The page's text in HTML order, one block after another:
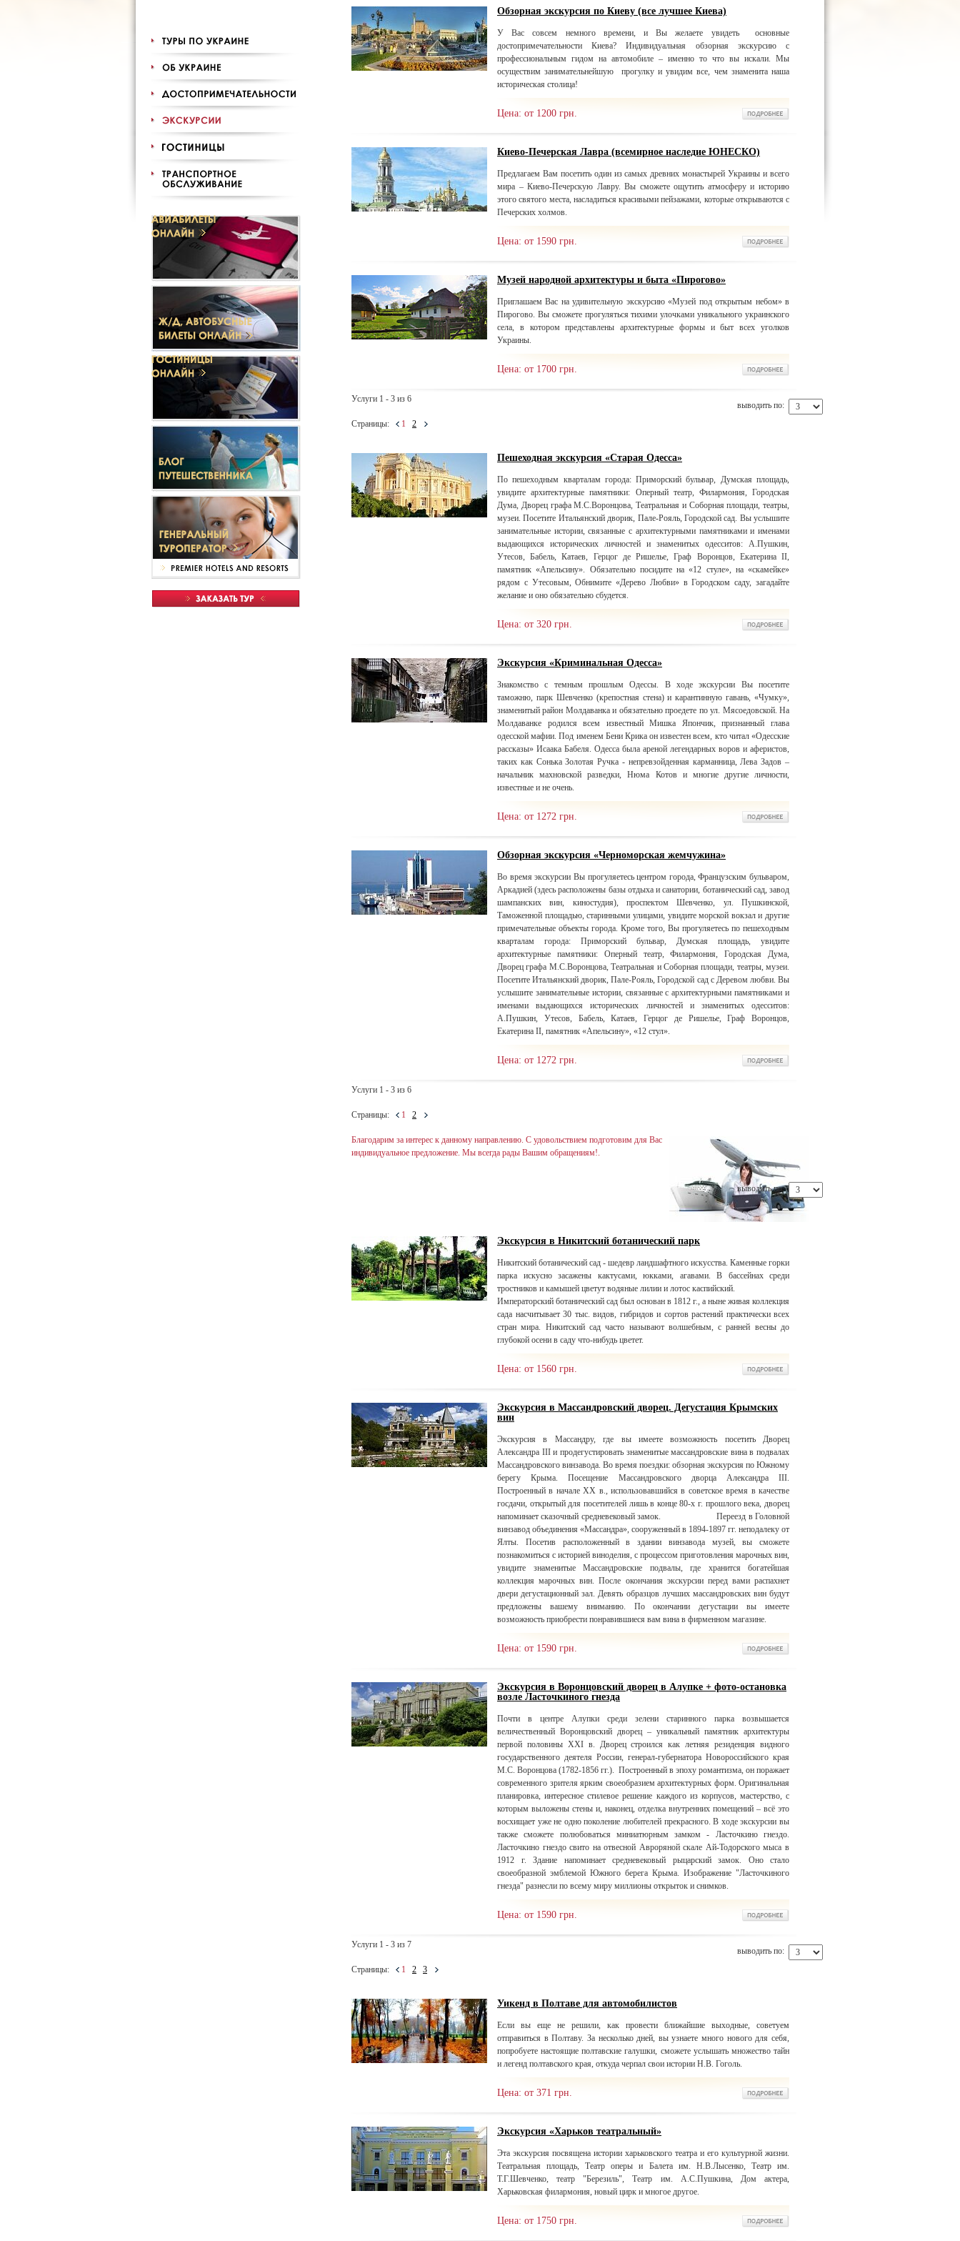
Обзорная экскурсия по Киеву (все лучшее Киева)
У Вас совсем немного времени, и Вы желаете увидеть основные
достопримечательности Киева? Индивидуальная обзорная экскурсию с
профессиональным гидом на автомобиле – именно то что вы искали. Мы
осуществим занимательнейшую прогулку и увидим все, чем знаменита наша
историческая столица!
Цена: от 1200 грн.
Киево-Печерская Лавра (всемирное наследие ЮНЕСКО)
Предлагаем Вам посетить один из самых древних монастырей Украины и всего
мира – Киево-Печерскую Лавру. Вы сможете ощутить атмосферу и историю
этого святого места, насладиться красивыми пейзажами, которые открываются с
Печерских холмов.
Цена: от 1590 грн.
Музей народной архитектуры и быта «Пирогово»
Приглашаем Вас на удивительную экскурсию «Музей под открытым небом» в
Пирогово. Вы сможете прогуляться тихими улочками уникального украинского
села, в котором представлены архитектурные формы и быт всех уголков
Украины.
Цена: от 1700 грн.
Услуги 1 - 3 из 6
Страницы: 1 2
выводить по:
Пешеходная экскурсия «Старая Одесса»
По пешеходным кварталам города: Приморский бульвар, Думская площадь,
увидите архитектурные памятники: Оперный театр, Филармония, Городская
Дума, Дворец графа М.С.Воронцова, Театральная и Соборная площади, театры,
музеи. Посетите Итальянский дворик, Пале-Рояль, Городской сад. Вы услышите
занимательные истории, связанные с архитектурными памятниками и именами
выдающихся исторических личностей и знаменитых одесситов: А.Пушкин,
Утесов, Бабель, Катаев, Герцог де Ришелье, Граф Воронцов, Екатерина II,
памятник «Апельсину». Обязательно посидите на «12 стуле», на «скамейке»
рядом с Утесовым, Обнимите «Дерево Любви» в Городском саду, загадайте
желание и оно обязательно сбудется.
Цена: от 320 грн.
Экскурсия «Криминальная Одесса»
Знакомство с темным прошлым Одессы. В ходе экскурсии Вы посетите
таможню, парк Шевченко (крепостная стена) и карантинную гавань, «Чумку»,
знаменитый район Молдаванка и обязательно проедете по ул. Мясоедовской. На
Молдаванке родился всем известный Мишка Япончик, признанный глава
одесской мафии. Под именем Бени Крика он известен всем, кто читал «Одесские
рассказы» Исаака Бабеля. Одесса была ареной легендарных воров и аферистов,
таких как Сонька Золотая Ручка - непревзойденная карманница, Лева Задов –
начальник махновской разведки, Нюма Котов и многие другие личности,
известные и не очень.
Цена: от 1272 грн.
Обзорная экскурсия «Черноморская жемчужина»
Во время экскурсии Вы прогуляетесь центром города, Французским бульваром,
Аркадией (здесь расположены базы отдыха и санатории, ботанический сад, завод
шампанских вин, киностудия), проспектом Шевченко, ул. Пушкинской,
Таможенной площадью, старинными улицами, увидите морской вокзал и другие
примечательные объекты города. Кроме того, Вы прогуляетесь по пешеходным
кварталам города: Приморский бульвар, Думская площадь, увидите
архитектурные памятники: Оперный театр, Филармония, Городская Дума,
Дворец графа М.С.Воронцова, Театральная и Соборная площади, театры, музеи.
Посетите Итальянский дворик, Пале-Рояль, Городской сад с Деревом любви. Вы
услышите занимательные истории, связанные с архитектурными памятниками и
именами выдающихся исторических личностей и знаменитых одесситов:
А.Пушкин, Утесов, Бабель, Катаев, Герцог де Ришелье, Граф Воронцов,
Екатерина II, памятник «Апельсину», «12 стул».
Цена: от 1272 грн.
Услуги 1 - 3 из 6
Страницы: 1 2
Благодарим за интерес к данному направлению. С удовольствием подготовим для Вас
индивидуальное предложение. Мы всегда рады Вашим обращениям!.
выводить по:
Экскурсия в Никитский ботанический парк
Никитский ботанический сад - шедевр ландшафтного искусства. Каменные горки
парка искусно засажены кактусами, юкками, агавами. В бассейнах среди
тростников и камышей цветут водяные лилии и лотос каспийский.
Императорский ботанический сад был основан в 1812 г., а ныне живая коллекция
сада насчитывает 30 тыс. видов, гибридов и сортов растений практически всех
стран мира. Никитский сад часто называют волшебным, с ранней весны до
глубокой осени в саду что-нибудь цветет.
Цена: от 1560 грн.
Экскурсия в Массандровский дворец. Дегустация Крымских
вин
Экскурсия в Массандру, где вы имеете возможность посетить Дворец
Александра III и продегустировать знаменитые массандровские вина в подвалах
Массандровского винзавода. Во время поездки: обзорная экскурсия по Южному
берегу Крыма. Посещение Массандровского дворца Александра III.
Построенный в начале XX в., использовавшийся в советское время в качестве
госдачи, открытый для посетителей лишь в конце 80-х г. прошлого века, дворец
напоминает сказочный средневековый замок. Переезд в Головной
винзавод объединения «Массандра», сооруженный в 1894-1897 гг. неподалеку от
Ялты. Посетив расположенный в здании винзавода музей, вы сможете
познакомиться с историей виноделия, с процессом приготовления марочных вин,
увидите знаменитые Массандровские подвалы, где хранится богатейшая
коллекция марочных вин. После окончания экскурсии перед вами распахнет
двери дегустационный зал. Девять образцов лучших массандровских вин будут
предложены вашему вниманию. По окончании дегустации вы имеете
возможность приобрести понравившиеся вам вина в фирменном магазине.
Цена: от 1590 грн.
Экскурсия в Воронцовский дворец в Алупке + фото-остановка
возле Ласточкиного гнезда
Почти в центре Алупки среди зелени старинного парка возвышается
величественный Воронцовский дворец – уникальный памятник архитектуры
первой половины XXI в. Дворец строился как летняя резиденция видного
государственного деятеля России, генерал-губернатора Новороссийского края
М.С. Воронцова (1782-1856 гг.). Построенный в эпоху романтизма, он поражает
современного зрителя ярким своеобразием архитектурных форм. Оригинальная
планировка, интересное стилевое решение каждого из корпусов, мастерство, с
которым выложены стены и, наконец, отделка внутренних помещений – всё это
восхищает уже не одно поколение любителей прекрасного. В ходе экскурсии вы
также сможете полюбоваться миниатюрным замком - Ласточкино гнездо.
Ласточкино гнездо свито на отвесной Авроряной скале Ай-Тодорского мыса в
1912 г. Здание напоминает средневековый рыцарский замок. Оно стало
своеобразной эмблемой Южного берега Крыма. Изображение "Ласточкиного
гнезда" разнесли по всему миру миллионы открыток и снимков.
Цена: от 1590 грн.
Услуги 1 - 3 из 7
Страницы: 1 2 3
выводить по:
Уикенд в Полтаве для автомобилистов
Если вы еще не решили, как провести ближайшие выходные, советуем
отправиться в Полтаву. За несколько дней, вы узнаете много нового для себя,
попробуете настоящие полтавские галушки, сможете услышать множество тайн
и легенд полтавского края, откуда черпал свои истории Н.В. Гоголь.
Цена: от 371 грн.
Экскурсия «Харьков театральный»
Эта экскурсия посвящена истории харьковского театра и его культурной жизни.
Театральная площадь, Театр оперы и Балета им. Н.В.Лысенко, Театр им.
Т.Г.Шевченко, театр "Березиль", Театр им. А.С.Пушкина, Дом актера,
Харьковская филармония, новый цирк и многое другое.
Цена: от 1750 грн.